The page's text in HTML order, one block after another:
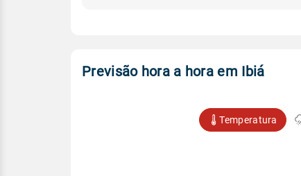
Previsão hora a hora em Ibiá
Temperatura